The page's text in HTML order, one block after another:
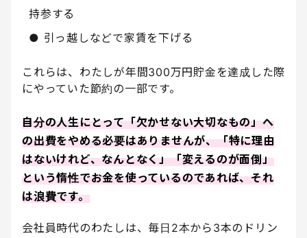
持参する
● 引っ越しなどで家賃を下げる
これらは、わたしが年間300万円貯金を達成した際
にやっていた節約の一部です。
自分の人生にとって「欠かせない大切なもの」へ
の出費をやめる必要はありませんが、「特に理由
はないけれど、なんとなく」「変えるのが面倒」
という惰性でお金を使っているのであれば、それ
は浪費です。
会社員時代のわたしは、毎日2本から3本のドリン